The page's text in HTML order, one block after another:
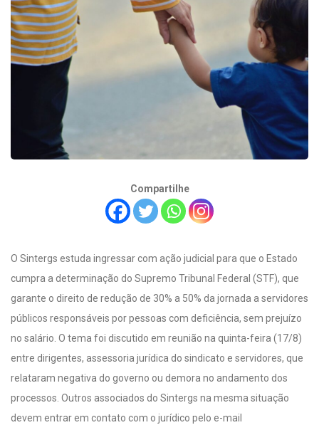
Compartilhe
O Sintergs estuda ingressar com ação judicial para que o Estado
cumpra a determinação do Supremo Tribunal Federal (STF), que
garante o direito de redução de 30% a 50% da jornada a servidores
públicos responsáveis por pessoas com deficiência, sem prejuízo
no salário. O tema foi discutido em reunião na quinta-feira (17/8)
entre dirigentes, assessoria jurídica do sindicato e servidores, que
relataram negativa do governo ou demora no andamento dos
processos. Outros associados do Sintergs na mesma situação
devem entrar em contato com o jurídico pelo e-mail